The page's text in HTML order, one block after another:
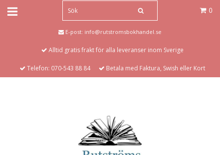
0
E-post: info@rutstromsbokhandel.se
Alltid gratis frakt för alla leveranser inom Sverige
Telefon: 070-543 88 84 Betala med Faktura, Swish eller Kort